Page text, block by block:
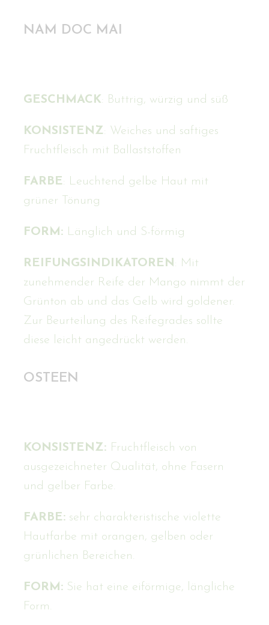
NAM DOC MAI
GESCHMACK: Buttrig, würzig und süß
KONSISTENZ: Weiches und saftiges
Fruchtfleisch mit Ballaststoffen
FARBE: Leuchtend gelbe Haut mit
grüner Tönung
FORM: Länglich und S-förmig
REIFUNGSINDIKATOREN : Mit
zunehmender Reife der Mango nimmt der
Grünton ab und das Gelb wird goldener.
Zur Beurteilung des Reifegrades sollte
diese leicht angedrückt werden.
OSTEEN
KONSISTENZ: Fruchtfleisch von
ausgezeichneter Qualität, ohne Fasern
und gelber Farbe.
FARBE: sehr charakteristische violette
Hautfarbe mit orangen, gelben oder
grünlichen Bereichen.
FORM: Sie hat eine eiförmige, längliche
Form.